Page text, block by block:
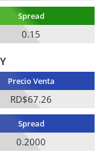
Spread
0.15
Precio Venta
RD$67.26
Spread
0.2000